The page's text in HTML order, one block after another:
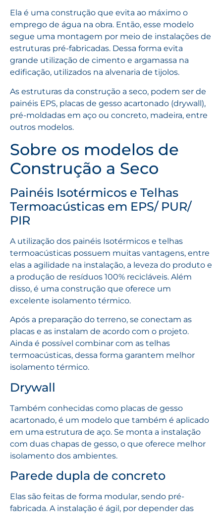
Ela é uma construção que evita ao máximo o
emprego de água na obra. Então, esse modelo
segue uma montagem por meio de instalações de
estruturas pré-fabricadas. Dessa forma evita
grande utilização de cimento e argamassa na
edificação, utilizados na alvenaria de tijolos.
As estruturas da construção a seco, podem ser de
painéis EPS, placas de gesso acartonado (drywall),
pré-moldadas em aço ou concreto, madeira, entre
outros modelos.
Sobre os modelos de
Construção a Seco
Painéis Isotérmicos e Telhas
Termoacústicas em EPS/ PUR/
PIR
A utilização dos painéis Isotérmicos e telhas
termoacústicas possuem muitas vantagens, entre
elas a agilidade na instalação, a leveza do produto e
a produção de resíduos 100% recicláveis. Além
disso, é uma construção que oferece um
excelente isolamento térmico.
Após a preparação do terreno, se conectam as
placas e as instalam de acordo com o projeto.
Ainda é possível combinar com as telhas
termoacústicas, dessa forma garantem melhor
isolamento térmico.
Drywall
Também conhecidas como placas de gesso
acartonado, é um modelo que também é aplicado
em uma estrutura de aço. Se monta a instalação
com duas chapas de gesso, o que oferece melhor
isolamento dos ambientes.
Parede dupla de concreto
Elas são feitas de forma modular, sendo pré-
fabricada. A instalação é ágil, por depender das